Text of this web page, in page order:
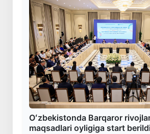
Oʻzbekistonda Barqaror
maqsadlari oyligiga start